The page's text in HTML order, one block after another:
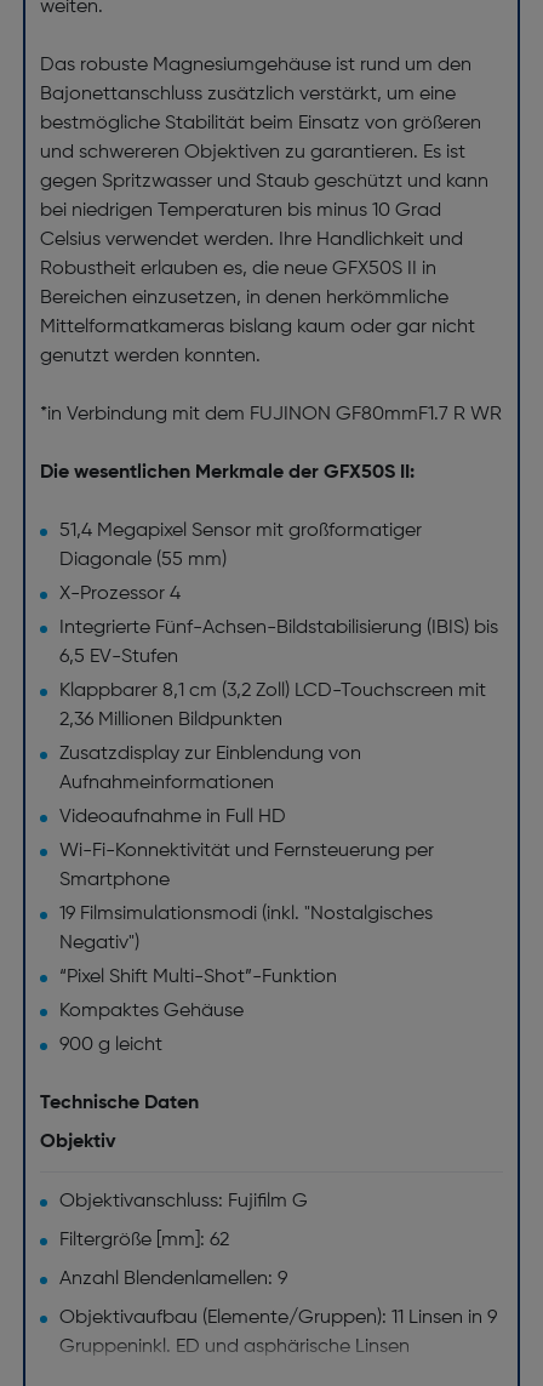
weiten.
Das robuste Magnesiumgehäuse ist rund um den
Bajonettanschluss zusätzlich verstärkt, um eine
bestmögliche Stabilität beim Einsatz von größeren
und schwereren Objektiven zu garantieren. Es ist
gegen Spritzwasser und Staub geschützt und kann
bei niedrigen Temperaturen bis minus 10 Grad
Celsius verwendet werden. Ihre Handlichkeit und
Robustheit erlauben es, die neue GFX50S II in
Bereichen einzusetzen, in denen herkömmliche
Mittelformatkameras bislang kaum oder gar nicht
genutzt werden konnten.
*in Verbindung mit dem FUJINON GF80mmF1.7 R WR
Die wesentlichen Merkmale der GFX50S II:
51,4 Megapixel Sensor mit großformatiger
Diagonale (55 mm)
X-Prozessor 4
Integrierte Fünf-Achsen-Bildstabilisierung (IBIS) bis
6,5 EV-Stufen
Klappbarer 8,1 cm (3,2 Zoll) LCD-Touchscreen mit
2,36 Millionen Bildpunkten
Zusatzdisplay zur Einblendung von
Aufnahmeinformationen
Videoaufnahme in Full HD
Wi-Fi-Konnektivität und Fernsteuerung per
Smartphone
19 Filmsimulationsmodi (inkl. "Nostalgisches
Negativ")
“Pixel Shift Multi-Shot”-Funktion
Kompaktes Gehäuse
900 g leicht
Technische Daten
Objektiv
Objektivanschluss: Fujifilm G
Filtergröße [mm]: 62
Anzahl Blendenlamellen: 9
Objektivaufbau (Elemente/Gruppen): 11 Linsen in 9
Gruppeninkl. ED und asphärische Linsen